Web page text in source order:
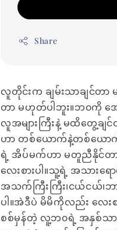
Share
လူတိုင်းက ချမ်းသာချင်တ
တာ မဟုတ်ပါဘူး။ဘ၀ကို အေ
လူအများကြီးနဲ့ မထိတွေ့ချ
ဟာ တစ်ယောက်နဲ့တစ်ယောက်
ရဲ့ အိပ်မက်ဟာ မတူညီနိုင်တာ
လေးစားပါ။သူ့ရဲ့ အသားရေ
အသက်ကြီးကြီး၊ငယ်ငယ်၊ဘ
ပါ။အဲဒီပဲ မိမိကိုလည်း လေ
စစ်မှန်တဲ့ လူ့ဘ၀ရဲ့ အနှစ်သာ